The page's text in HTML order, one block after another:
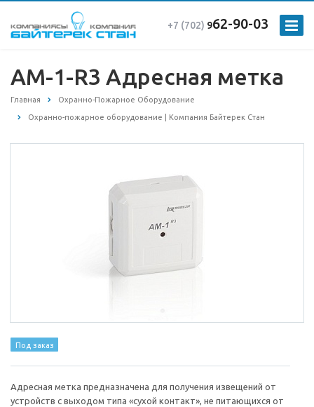
+7 (702) 962-90-03
АМ-1-R3 Адресная метка
Главная Охранно-Пожарное Оборудование
Охранно-пожарное оборудование | Компания Байтерек Стан
Под заказ
Адресная метка предназначена для получения извещений от
устройств с выходом типа «сухой контакт», не питающихся от